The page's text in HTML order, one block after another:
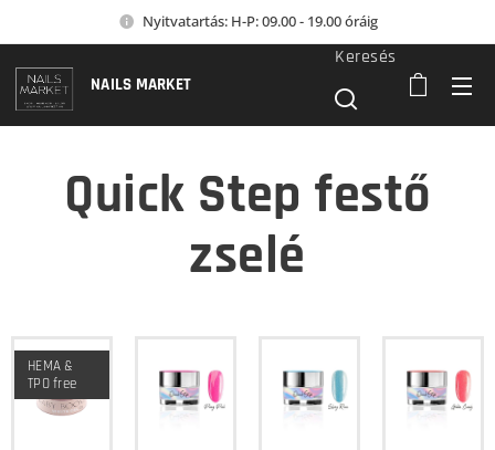
Nyitvatartás: H-P: 09.00 - 19.00 óráig
NAILS MARKET
Keresés
Quick Step festő
zselé
HEMA &
TPO free